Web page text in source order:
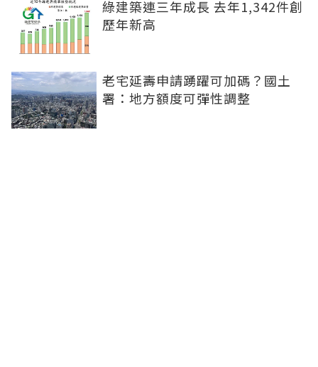
綠建築連三年成長 去年1,342件創
歷年新高
老宅延壽申請踴躍可加碼？國土
署：地方額度可彈性調整